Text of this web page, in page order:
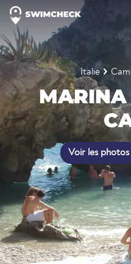
Italie
Voir les photos